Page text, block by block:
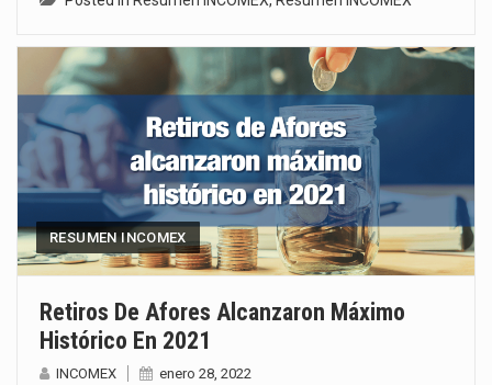
RESUMEN INCOMEX
Retiros De Afores Alcanzaron Máximo
Histórico En 2021
INCOMEX enero 28, 2022